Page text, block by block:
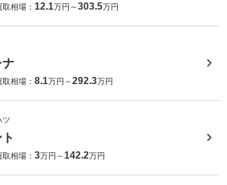
相場： 12.1万円～303.5万円
ナ
相場： 8.1万円～292.3万円
ツ
相場： 3万円～142.2万円